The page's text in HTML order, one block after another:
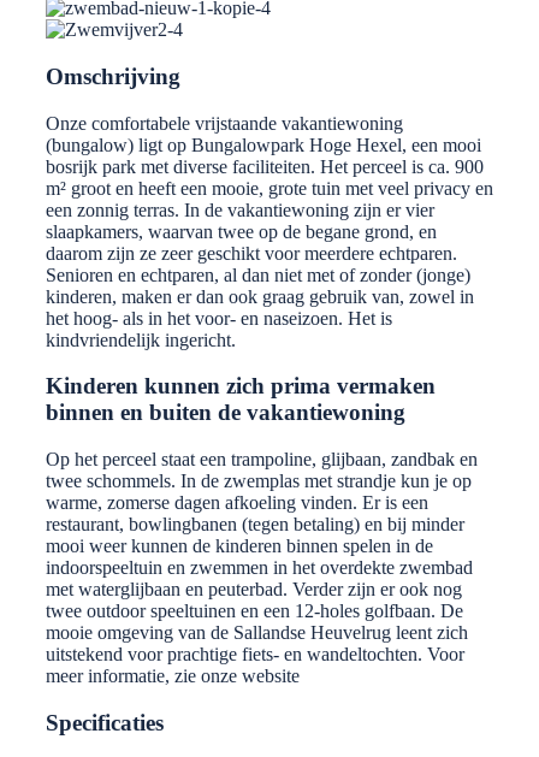
Omschrijving
Onze comfortabele vrijstaande vakantiewoning
(bungalow) ligt op Bungalowpark Hoge Hexel, een mooi
bosrijk park met diverse faciliteiten. Het perceel is ca. 900
m² groot en heeft een mooie, grote tuin met veel privacy en
een zonnig terras. In de vakantiewoning zijn er vier
slaapkamers, waarvan twee op de begane grond, en
daarom zijn ze zeer geschikt voor meerdere echtparen.
Senioren en echtparen, al dan niet met of zonder (jonge)
kinderen, maken er dan ook graag gebruik van, zowel in
het hoog- als in het voor- en naseizoen. Het is
kindvriendelijk ingericht.
Kinderen kunnen zich prima vermaken
binnen en buiten de vakantiewoning
Op het perceel staat een trampoline, glijbaan, zandbak en
twee schommels. In de zwemplas met strandje kun je op
warme, zomerse dagen afkoeling vinden. Er is een
restaurant, bowlingbanen (tegen betaling) en bij minder
mooi weer kunnen de kinderen binnen spelen in de
indoorspeeltuin en zwemmen in het overdekte zwembad
met waterglijbaan en peuterbad. Verder zijn er ook nog
twee outdoor speeltuinen en een 12-holes golfbaan. De
mooie omgeving van de Sallandse Heuvelrug leent zich
uitstekend voor prachtige fiets- en wandeltochten. Voor
meer informatie, zie onze website
Specificaties